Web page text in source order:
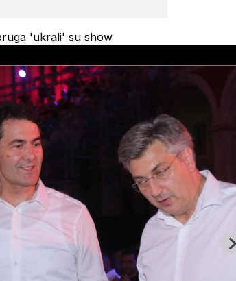
'ukrali' su show